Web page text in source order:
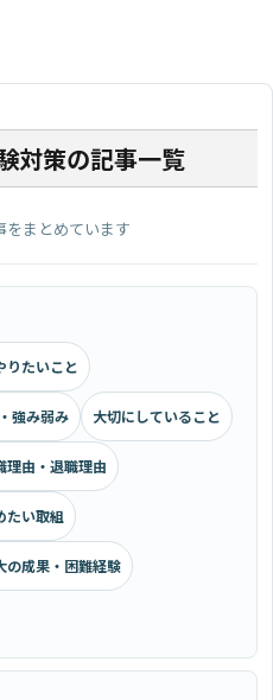
対策の記事一覧
をまとめています
りたいこと
強み弱み 大切にしていること
理由・退職理由
たい取組
の成果・困難経験